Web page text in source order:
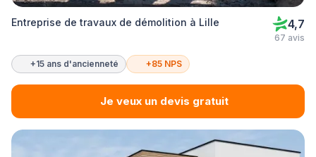
Entreprise de travaux de démolition à Lille 4,7
67 avis
+15 ans d'ancienneté +85 NPS
Je veux un devis gratuit